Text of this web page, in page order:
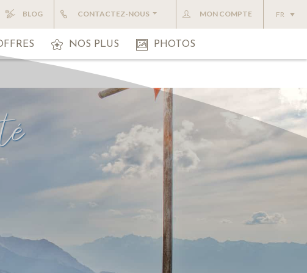
BLOG CONTACTEZ-NOUS MON COMPTE FR
NOS PLUS PHOTOS